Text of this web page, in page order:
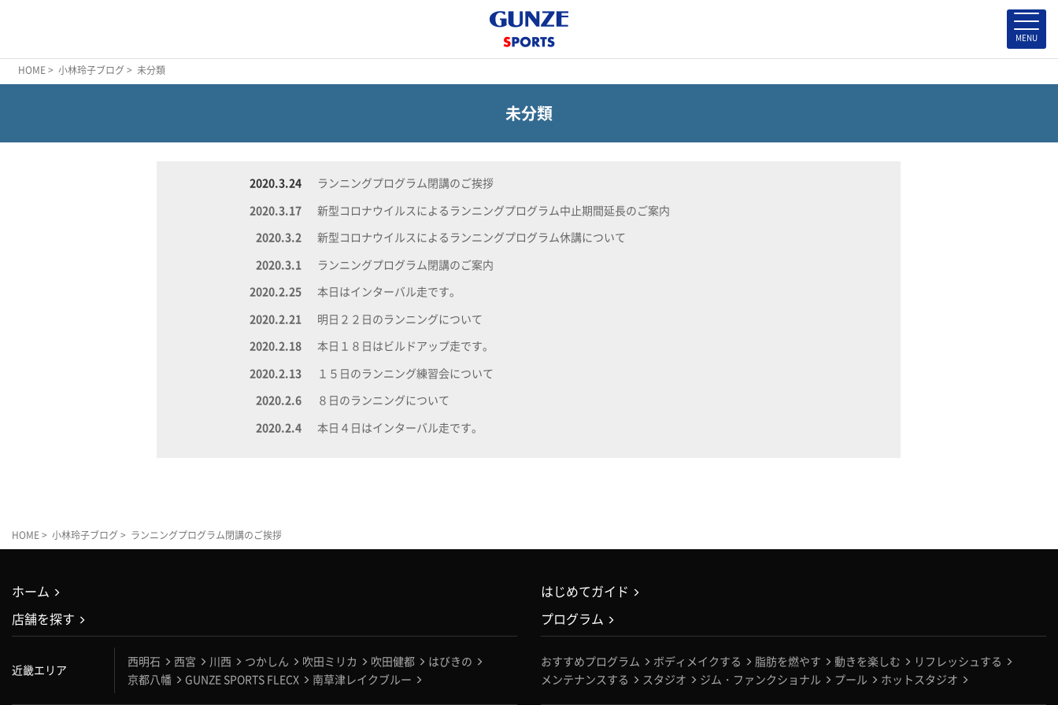
HOME> 小林玲子ブログ> 未分類
未分類
2020.3.24
ランニングプログラム閉講のご挨拶
2020.3.17
新型コロナウイルスによるランニングプログラム中止期間延長のご案内
2020.3.2
新型コロナウイルスによるランニングプログラム休講について
2020.3.1
ランニングプログラム閉講のご案内
2020.2.25
本日はインターバル走です。
2020.2.21
明日２２日のランニングについて
2020.2.18
本日１８日はビルドアップ走です。
2020.2.13
１５日のランニング練習会について
2020.2.6
８日のランニングについて
2020.2.4
本日４日はインターバル走です。
HOME> 小林玲子ブログ> ランニングプログラム閉講のご挨拶
ホーム
店舗を探す
近畿エリア
西明石 西宮 川西 つかしん 吹田ミリカ 吹田健都
はびきの
京都八幡
GUNZE SPORTS FLECX 南草津レイクブルー
はじめてガイド
プログラム
おすすめプログラム ボディメイクする 脂肪を燃やす 動きを楽しむ
リフレッシュする
メンテナンスする
スタジオ ジム・ファンクショナル プール ホットスタジオ